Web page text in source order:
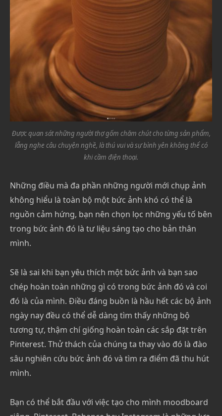
Được quan sát những người thợ gốm chăm chút cho từng sản phẩm,
lẵng nghe câu chuyện nghề, là thú vui và sự bình yên không thể có
khi cầm điện thoại.
Những điều mà đa phần những người mới chụp ảnh
không hiểu là toàn bộ một bức ảnh khó có thể là
nguồn cảm hứng, bạn nên chọn lọc những yếu tố bên
trong bức ảnh đó là tư liệu sáng tạo cho bản thân
mình.
Sẽ là sai khi bạn yêu thích một bức ảnh và bạn sao
chép hoàn toàn những gì có trong bức ảnh đó và coi
đó là của mình. Điều đáng buồn là hầu hết các bộ ảnh
ngày nay đều có thể dễ dàng tìm thấy những bộ
tương tự, thậm chí giống hoàn toàn các sắp đặt trên
Pinterest. Thử thách của chúng ta thay vào đó là đào
sâu nghiên cứu bức ảnh đó và tìm ra điểm đã thu hút
mình.
Bạn có thể bắt đầu với việc tạo cho mình moodboard